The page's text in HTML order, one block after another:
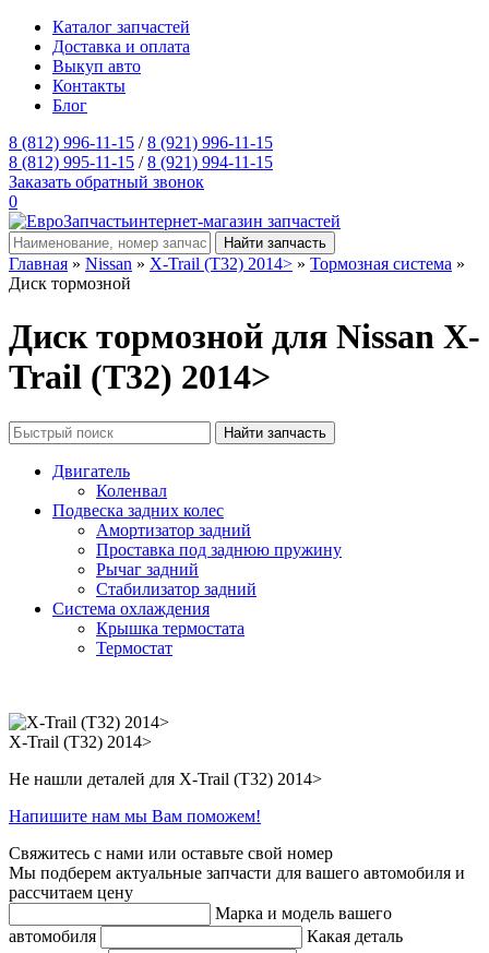
Каталог запчастей
Доставка и оплата
Выкуп авто
Контакты
Блог
8 (812) 996-11-15 /8 (921) 996-11-15
8 (812) 995-11-15 /8 (921) 994-11-15
Заказать обратный звонок
0
интернет-магазин запчастей
Главная » Nissan » X-Trail (T32) 2014> » Тормозная система »
Диск тормозной
Диск тормозной для Nissan X-
Trail (T32) 2014>
Двигатель
Коленвал
Подвеска задних колес
Амортизатор задний
Проставка под заднюю пружину
Рычаг задний
Стабилизатор задний
Система охлаждения
Крышка термостата
Термостат
X-Trail (T32) 2014>
Не нашли деталей для X-Trail (T32) 2014>
Напишите нам мы Вам поможем!
Свяжитесь с нами или оставьте свой номер
Мы подберем актуальные запчасти для вашего автомобиля и
рассчитаем цену
Марка и модель вашего
автомобиля
Какая деталь